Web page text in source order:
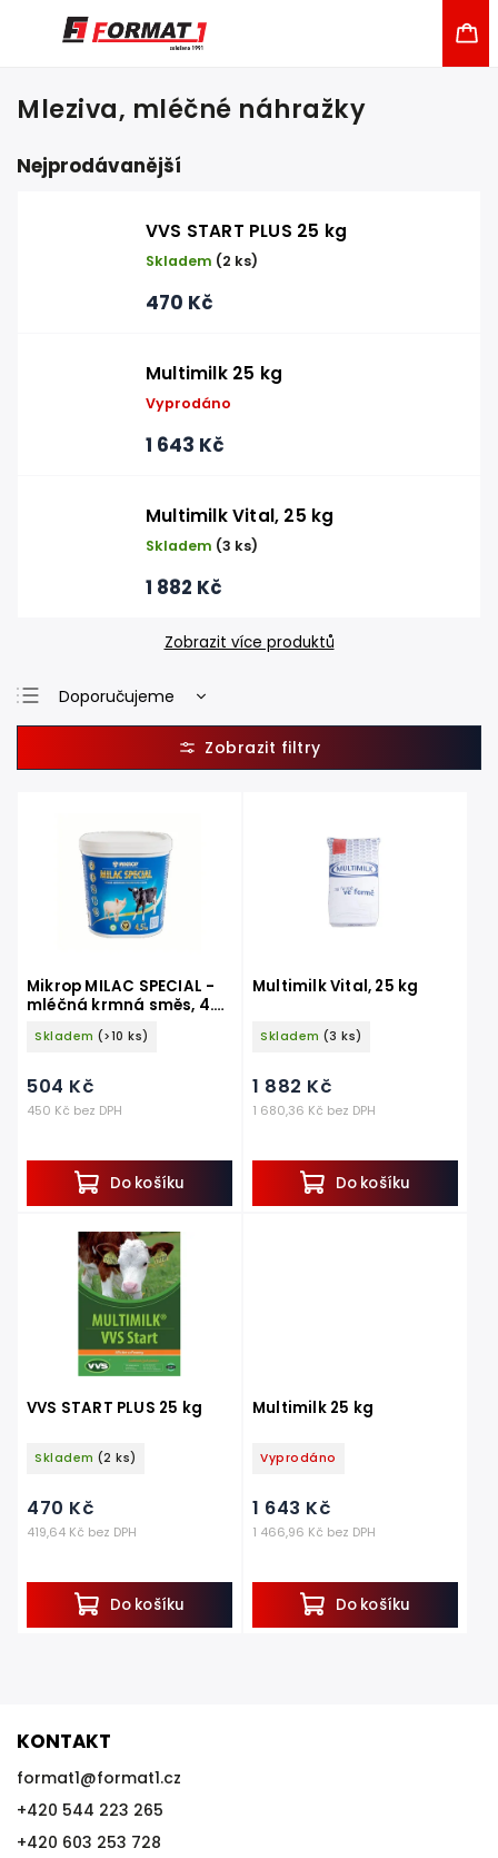
Mleziva, mléčné náhražky
Nejprodávanější
VVS START PLUS 25 kg
Skladem (2 ks)
470 Kč
Multimilk 25 kg
Vyprodáno
1 643 Kč
Multimilk Vital, 25 kg
Skladem (3 ks)
1 882 Kč
Zobrazit více produktů
Doporučujeme
Nejlevnější
Nejdražší
Abecedně
Mikrop MILAC SPECIAL -
mléčná krmná směs, 4.5
Skladem (>10 ks)
450 Kč bez DPH
504 Kč
Do košíku
Multimilk Vital, 25 kg
Skladem (3 ks)
1 680,36 Kč bez DPH
1 882 Kč
Do košíku
VVS START PLUS 25 kg
Skladem (2 ks)
419,64 Kč bez DPH
470 Kč
Do košíku
Multimilk 25 kg
Vyprodáno
1 466,96 Kč bez DPH
1 643 Kč
Do košíku
KONTAKT
format1@format1.cz
+420 544 223 265
+420 603 253 728